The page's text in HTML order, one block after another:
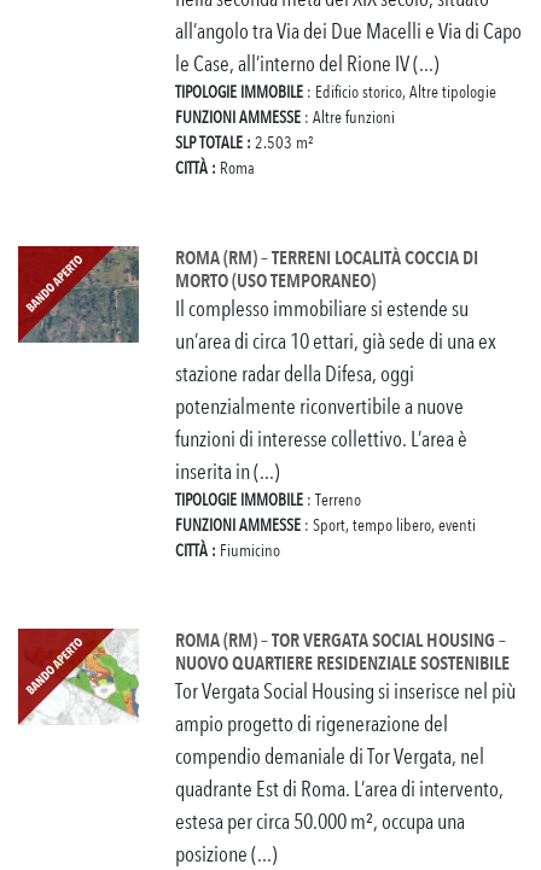
all’angolo tra Via dei Due Macelli e Via di Capo
le Case, all’interno del Rione IV (...)
TIPOLOGIE IMMOBILE : Edificio storico, Altre tipologie
FUNZIONI AMMESSE : Altre funzioni
SLP TOTALE : 2.503 m²
CITTÀ : Roma
ROMA (RM) – TERRENI LOCALITÀ COCCIA DI
MORTO (USO TEMPORANEO)
Il complesso immobiliare si estende su
un’area di circa 10 ettari, già sede di una ex
stazione radar della Difesa, oggi
potenzialmente riconvertibile a nuove
funzioni di interesse collettivo. L’area è
inserita in (...)
TIPOLOGIE IMMOBILE : Terreno
FUNZIONI AMMESSE : Sport, tempo libero, eventi
CITTÀ : Fiumicino
ROMA (RM) – TOR VERGATA SOCIAL HOUSING –
NUOVO QUARTIERE RESIDENZIALE SOSTENIBILE
Tor Vergata Social Housing si inserisce nel più
ampio progetto di rigenerazione del
compendio demaniale di Tor Vergata, nel
quadrante Est di Roma. L’area di intervento,
estesa per circa 50.000 m², occupa una
posizione (...)